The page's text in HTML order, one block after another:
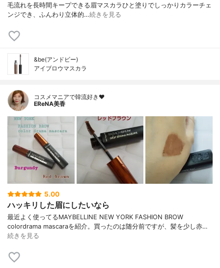
毛流れを長時間キープできる眉マスカラひと塗りでしっかりカラーチェ
ンジでき、ふんわり立体的…続きを見る
&be(アンドビー)
アイブロウマスカラ
コスメマニアで韓流好き❤️
EReNA美香
5.00
ハッキリした眉にしたいなら
最近よく使ってるMAYBELLINE NEW YORK FASHION BROW
colordrama mascaraを紹介。買ったのは随分前ですが、髪を少し赤…
続きを見る